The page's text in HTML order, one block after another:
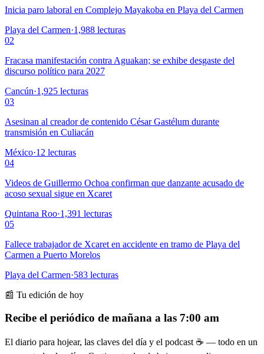
Inicia paro laboral en Complejo Mayakoba en Playa del Carmen
Playa del Carmen·1,988 lecturas
02
Fracasa manifestación contra Aguakan; se exhibe desgaste del
discurso político para 2027
Cancún·1,925 lecturas
03
Asesinan al creador de contenido César Gastélum durante
transmisión en Culiacán
México·12 lecturas
04
Videos de Guillermo Ochoa confirman que danzante acusado de
acoso sexual sigue en Xcaret
Quintana Roo·1,391 lecturas
05
Fallece trabajador de Xcaret en accidente en tramo de Playa del
Carmen a Puerto Morelos
Playa del Carmen·583 lecturas
📰 Tu edición de hoy
Recibe el periódico de mañana a las 7:00 am
El diario para hojear, las claves del día y el podcast ☕ — todo en un